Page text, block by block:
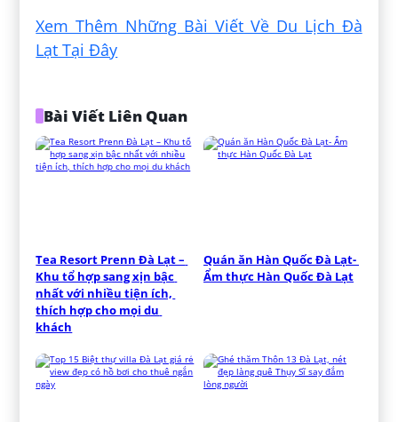
Xem Thêm Những Bài Viết Về Du Lịch Đà
Lạt Tại Đây
Bài Viết Liên Quan
Tea Resort Prenn Đà Lạt –
Khu tổ hợp sang xịn bậc
nhất với nhiều tiện ích,
thích hợp cho mọi du
khách
Quán ăn Hàn Quốc Đà Lạt-
Ẩm thực Hàn Quốc Đà Lạt